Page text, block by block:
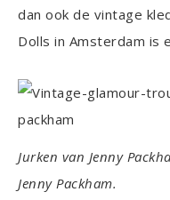
dan ook de vintage
Dolls in Amsterdam is
Jurken van Jenny
Jenny Packham.